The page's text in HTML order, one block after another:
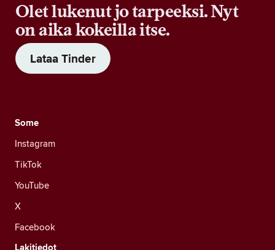
Olet lukenut jo tarpeeksi. Nyt
on aika kokeilla itse.
Lataa Tinder
Some
Instagram
TikTok
YouTube
X
Facebook